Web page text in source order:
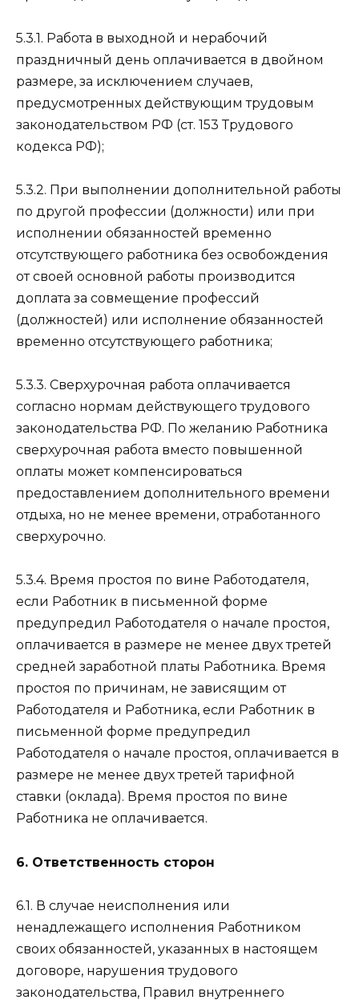
5.3.1. Работа в выходной и нерабочий
праздничный день оплачивается в двойном
размере, за исключением случаев,
предусмотренных действующим трудовым
законодательством РФ (ст. 153 Трудового
кодекса РФ);
5.3.2. При выполнении дополнительной работы
по другой профессии (должности) или при
исполнении обязанностей временно
отсутствующего работника без освобождения
от своей основной работы производится
доплата за совмещение профессий
(должностей) или исполнение обязанностей
временно отсутствующего работника;
5.3.3. Сверхурочная работа оплачивается
согласно нормам действующего трудового
законодательства РФ. По желанию Работника
сверхурочная работа вместо повышенной
оплаты может компенсироваться
предоставлением дополнительного времени
отдыха, но не менее времени, отработанного
сверхурочно.
5.3.4. Время простоя по вине Работодателя,
если Работник в письменной форме
предупредил Работодателя о начале простоя,
оплачивается в размере не менее двух третей
средней заработной платы Работника. Время
простоя по причинам, не зависящим от
Работодателя и Работника, если Работник в
письменной форме предупредил
Работодателя о начале простоя, оплачивается в
размере не менее двух третей тарифной
ставки (оклада). Время простоя по вине
Работника не оплачивается.
6. Ответственность сторон
6.1. В случае неисполнения или
ненадлежащего исполнения Работником
своих обязанностей, указанных в настоящем
договоре, нарушения трудового
законодательства, Правил внутреннего